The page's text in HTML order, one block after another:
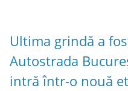
Ultima grindă a
Autostrada
intră într-o nouă